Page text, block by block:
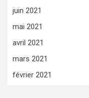
juin 2021
mai 2021
avril 2021
mars 2021
février 2021